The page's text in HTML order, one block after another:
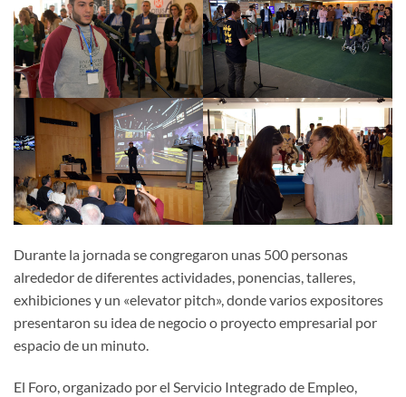
Durante la jornada se congregaron unas 500 personas
alrededor de diferentes actividades, ponencias, talleres,
exhibiciones y un «elevator pitch», donde varios expositores
presentaron su idea de negocio o proyecto empresarial por
espacio de un minuto.
El Foro, organizado por el Servicio Integrado de Empleo,